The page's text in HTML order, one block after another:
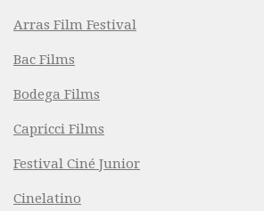
Arras Film Festival
Bac Films
Bodega Films
Capricci Films
Festival Ciné Junior
Cinelatino